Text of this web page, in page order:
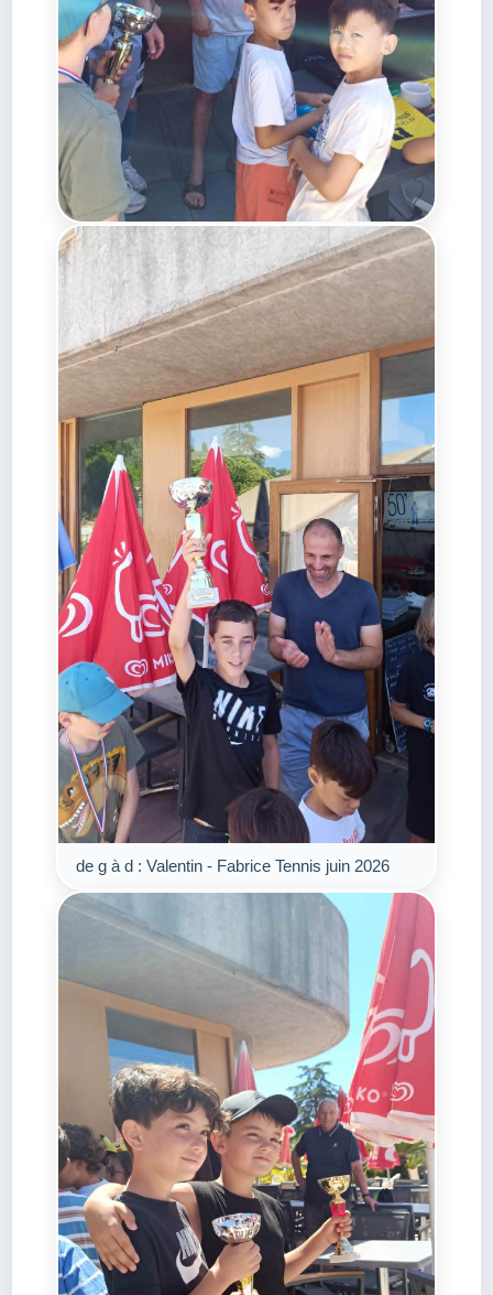
de g à d : Valentin - Fabrice Tennis juin 2026